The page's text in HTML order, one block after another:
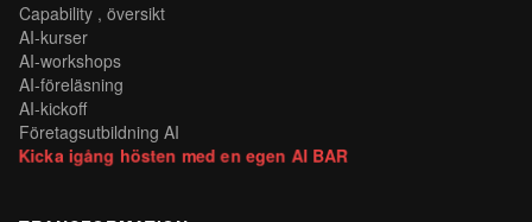
Capability , översikt
AI-kurser
AI-workshops
AI-föreläsning
AI-kickoff
Företagsutbildning AI
Kicka igång hösten med en egen AI BAR